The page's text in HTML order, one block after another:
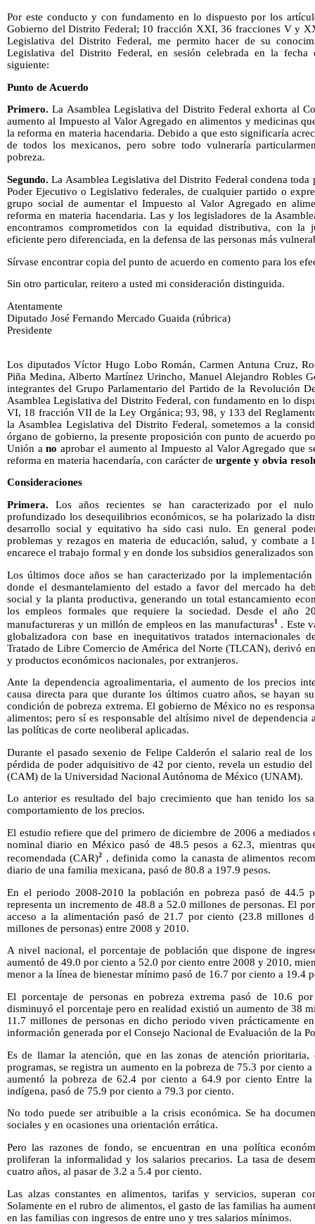
Por este conducto y con fundamento en lo dispuesto por los
Gobierno del Distrito Federal; 10 fracción XXI, 36 fracciones V y
Legislativa del Distrito Federal, me permito hacer de su
Legislativa del Distrito Federal, en sesión celebrada en la
siguiente:
Punto de Acuerdo
Primero.La Asamblea Legislativa del Distrito Federal exhorta al
aumento al Impuesto al Valor Agregado en alimentos y medicinas
la reforma en materia hacendaria. Debido a que esto significaría
de todos los mexicanos, pero sobre todo vulneraría
pobreza.
Segundo.La Asamblea Legislativa del Distrito Federal condena
Poder Ejecutivo o Legislativo federales, de cualquier partido o
grupo social de aumentar el Impuesto al Valor Agregado en
reforma en materia hacendaria. Las y los legisladores de la
encontramos comprometidos con la equidad distributiva, con
eficiente pero diferenciada, en la defensa de las personas más
Sírvase encontrar copia del punto de acuerdo en comento para los
Sin otro particular, reitero a usted mi consideración distinguida.
Atentamente
Diputado José Fernando Mercado Guaida (rúbrica)
Presidente
Los diputados Víctor Hugo Lobo Román, Carmen Antuna Cruz,
Piña Medina, Alberto Martínez Urincho, Manuel Alejandro Robles
integrantes del Grupo Parlamentario del Partido de la Revolución
Asamblea Legislativa del Distrito Federal, con fundamento en lo
VI, 18 fracción VII de la Ley Orgánica; 93, 98, y 133 del
la Asamblea Legislativa del Distrito Federal, sometemos a la
órgano de gobierno, la presente proposición con punto de acuerdo
Unión a noaprobar el aumento al Impuesto al Valor Agregado que
reforma en materia hacendaría, con carácter de urgente y obvia
Consideraciones
Primera.Los años recientes se han caracterizado por el
profundizado los desequilibrios económicos, se ha polarizado la
desarrollo social y equitativo ha sido casi nulo. En general
problemas y rezagos en materia de educación, salud, y combate a
encarece el trabajo formal y en donde los subsidios generalizados
Los últimos doce años se han caracterizado por la
donde el desmantelamiento del estado a favor del mercado ha
social y la planta productiva, generando un total estancamiento
los empleos formales que requiere la sociedad. Desde el año
manufactureras y un millón de empleos en las manufacturas1. Este
globalizadora con base en inequitativos tratados internacionales
Tratado de Libre Comercio de América del Norte (TLCAN), derivó
y productos económicos nacionales, por extranjeros.
Ante la dependencia agroalimentaria, el aumento de los precios
causa directa para que durante los últimos cuatro años, se hayan
condición de pobreza extrema. El gobierno de México no es
alimentos; pero sí es responsable del altísimo nivel de dependencia
las políticas de corte neoliberal aplicadas.
Durante el pasado sexenio de Felipe Calderón el salario real de
pérdida de poder adquisitivo de 42 por ciento, revela un estudio
(CAM) de la Universidad Nacional Autónoma de México (UNAM).
Lo anterior es resultado del bajo crecimiento que han tenido los
comportamiento de los precios.
El estudio refiere que del primero de diciembre de 2006 a
nominal diario en México pasó de 48.5 pesos a 62.3, mientras
recomendada (CAR)2
, definida como la canasta de alimentos
diario de una familia mexicana, pasó de 80.8 a 197.9 pesos.
En el periodo 2008-2010 la población en pobreza pasó de 44.5
representa un incremento de 48.8 a 52.0 millones de personas. El
acceso a la alimentación pasó de 21.7 por ciento (23.8 millones
millones de personas) entre 2008 y 2010.
A nivel nacional, el porcentaje de población que dispone de
aumentó de 49.0 por ciento a 52.0 por ciento entre 2008 y 2010,
menor a la línea de bienestar mínimo pasó de 16.7 por ciento a 19.4
El porcentaje de personas en pobreza extrema pasó de 10.6
disminuyó el porcentaje pero en realidad existió un aumento de 38
11.7 millones de personas en dicho periodo viven prácticamente
información generada por el Consejo Nacional de Evaluación de la
Es de llamar la atención, que en las zonas de atención prioritaria,
programas, se registra un aumento en la pobreza de 75.3 por ciento
aumentó la pobreza de 62.4 por ciento a 64.9 por ciento Entre
indígena, pasó de 75.9 por ciento a 79.3 por ciento.
No todo puede ser atribuible a la crisis económica. Se ha
sociales y en ocasiones una orientación errática.
Pero las razones de fondo, se encuentran en una política
proliferan la informalidad y los salarios precarios. La tasa de
cuatro años, al pasar de 3.2 a 5.4 por ciento.
Las alzas constantes en alimentos, tarifas y servicios, superan
Solamente en el rubro de alimentos, el gasto de las familias ha
en las familias con ingresos de entre uno y tres salarios mínimos.